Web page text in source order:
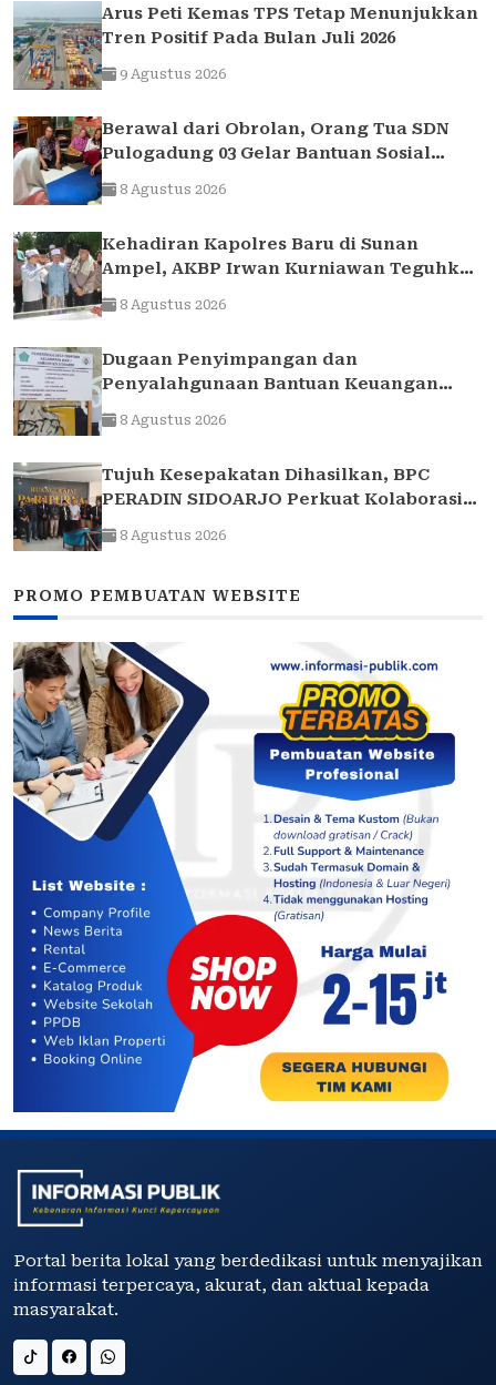
Arus Peti Kemas TPS Tetap Menunjukkan
Tren Positif Pada Bulan Juli 2026
9 Agustus 2026
Berawal dari Obrolan, Orang Tua SDN
Pulogadung 03 Gelar Bantuan Sosial
untuk Siswa yang Membutuhkan
8 Agustus 2026
Kehadiran Kapolres Baru di Sunan
Ampel, AKBP Irwan Kurniawan Teguhkan
Sinergi Polri dan Ulama
8 Agustus 2026
Dugaan Penyimpangan dan
Penyalahgunaan Bantuan Keuangan
Desa Tropodo . Kec Waru . Kab . Sidoarjo
8 Agustus 2026
Tujuh Kesepakatan Dihasilkan, BPC
PERADIN SIDOARJO Perkuat Kolaborasi
dengan DPRD
8 Agustus 2026
PROMO PEMBUATAN WEBSITE
Portal berita lokal yang berdedikasi untuk menyajikan
informasi terpercaya, akurat, dan aktual kepada
masyarakat.